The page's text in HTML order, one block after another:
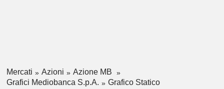
Mercati Azioni
Azione MB
Grafici Mediobanca S.p.A.
Grafico Statico